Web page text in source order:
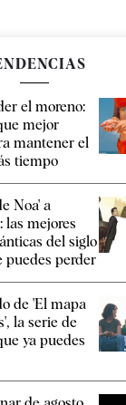
el moreno:
mejor
mantener el
tiempo
Noa' a
las mejores
del siglo
puedes perder
de 'El mapa
la serie de
ya puedes